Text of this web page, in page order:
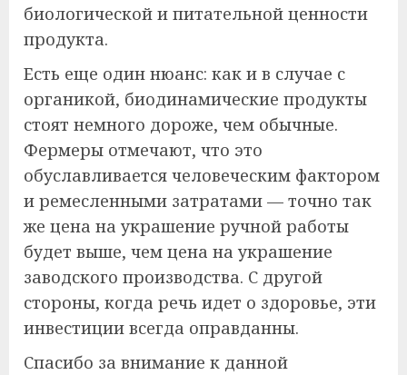
биологической и питательной ценности
продукта.
Есть еще один нюанс: как и в случае с
органикой, биодинамические продукты
стоят немного дороже, чем обычные.
Фермеры отмечают, что это
обуславливается человеческим фактором
и ремесленными затратами — точно так
же цена на украшение ручной работы
будет выше, чем цена на украшение
заводского производства. С другой
стороны, когда речь идет о здоровье, эти
инвестиции всегда оправданны.
Спасибо за внимание к данной